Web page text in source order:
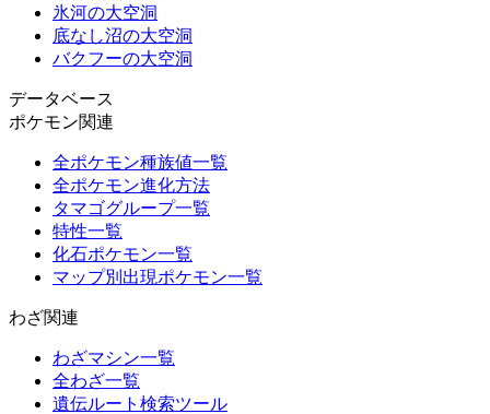
氷河の大空洞
底なし沼の大空洞
バクフーの大空洞
データベース
ポケモン関連
全ポケモン種族値一覧
全ポケモン進化方法
タマゴグループ一覧
特性一覧
化石ポケモン一覧
マップ別出現ポケモン一覧
わざ関連
わざマシン一覧
全わざ一覧
遺伝ルート検索ツール